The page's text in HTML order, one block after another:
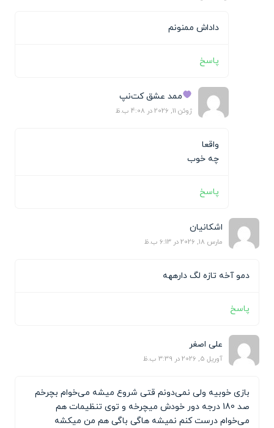
داداش ممنونم
پاسخ
ممد عشق کت‌نپ
ژوئن 11, 2026 در 4:08 ب.ظ
واقعا
چه خوب
پاسخ
اشکانیان
مارس 18, 2026 در 6:13 ب.ظ
دمو آخه تازه لگ دارههه
پاسخ
علی اصغر
آوریل 5, 2026 در 3:39 ب.ظ
بازی خوبیه ولی نمی‌دونم قتی شروع میشه می‌خوام بچرخم
صد 180 درجه دور خودش میچرخه و توی تنظیمات هم
می‌خوام درست کنم نمیشه هاگی باگی هم من میکشه